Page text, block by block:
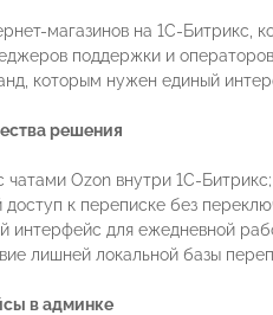
магазинов на 1С-Битрикс,
поддержки и
которым нужен единый
решения
чатами Ozon внутри 1С-Битрикс;
к переписке без
интерфейс для ежедневной
лишней локальной базы
в админке